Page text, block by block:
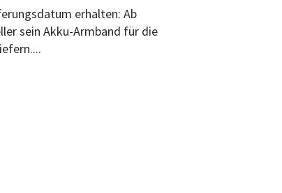
erhalten: Ab
sein Akku-Armband für die